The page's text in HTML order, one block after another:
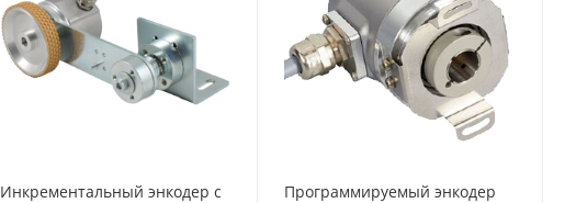
Инкрементальный энкодер с
Программируемый энкодер